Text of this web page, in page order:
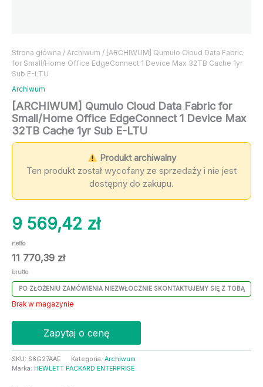
Strona główna / Archiwum / [ARCHIWUM] Qumulo Cloud Data Fabric
for Small/Home Office EdgeConnect 1 Device Max 32TB Cache 1yr
Sub E-LTU
Archiwum
[ARCHIWUM] Qumulo Cloud Data Fabric for
Small/Home Office EdgeConnect 1 Device Max
32TB Cache 1yr Sub E-LTU
Produkt archiwalny
Ten produkt został wycofany ze sprzedaży i nie jest
dostępny do zakupu.
9 569,42 zł
netto
11 770,39 zł
brutto
PO ZŁOŻENIU ZAMÓWIENIA NIEZWŁOCZNIE SKONTAKTUJEMY SIĘ Z TOBĄ
Brak w magazynie
Zapytaj o cenę
SKU: S6G27AAE Kategoria: Archiwum
Marka: HEWLETT PACKARD ENTERPRISE